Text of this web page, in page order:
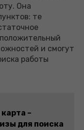
Она
те
и смогут
работы
–
для поиска